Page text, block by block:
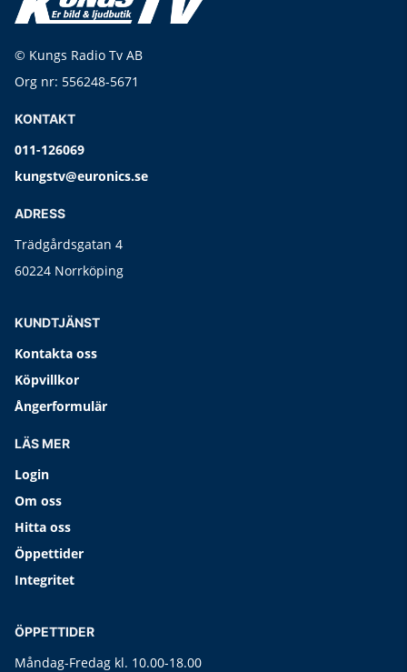
© Kungs Radio Tv AB
Org nr: 556248-5671
KONTAKT
011-126069
kungstv@euronics.se
ADRESS
Trädgårdsgatan 4
60224 Norrköping
KUNDTJÄNST
Kontakta oss
Köpvillkor
Ångerformulär
LÄS MER
Login
Om oss
Hitta oss
Öppettider
Integritet
ÖPPETTIDER
Måndag-Fredag kl. 10.00-18.00